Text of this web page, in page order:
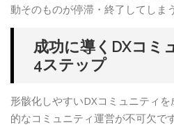
動そのものが停滞・終了してしま
成功に導くDXコミ
4ステップ
形骸化しやすいDXコミュニティ
的なコミュニティ運営が不可欠です